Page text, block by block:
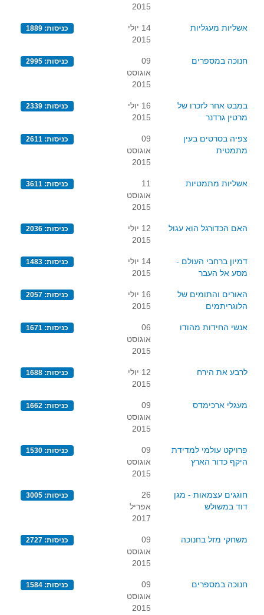
2015
אשליות מעגליות
14 יולי
2015
כניסות: 1889
חנוכה במספרים
09
אוגוסט
2015
כניסות: 2995
במבט אחר לזכרו של
מרטין גרדנר
16 יולי
2015
כניסות: 2339
צפיה בסרטים בעין
מתמטית
09
אוגוסט
2015
כניסות: 2611
אשליות מתמטיות
11
אוגוסט
2015
כניסות: 3611
האם הכדורגל הוא עגול
12 יולי
2015
כניסות: 2036
דמיון ברחבי העולם -
מסע אל העבר
14 יולי
2015
כניסות: 1483
האורים והתומים של
הלוגריתמים
16 יולי
2015
כניסות: 2057
אנשי החידות מהודו
06
אוגוסט
2015
כניסות: 1671
לרבע את הירח
12 יולי
2015
כניסות: 1688
מעגלי ארכימדס
09
אוגוסט
2015
כניסות: 1662
פרויקט עולמי למדידת
היקף כדור הארץ
09
אוגוסט
2015
כניסות: 1530
חוגגים עצמאות - מגן
דוד במשולש
26
אפריל
2017
כניסות: 3005
משחקי מזל בחנוכה
09
אוגוסט
2015
כניסות: 2727
חנוכה במספרים
09
אוגוסט
2015
כניסות: 1584